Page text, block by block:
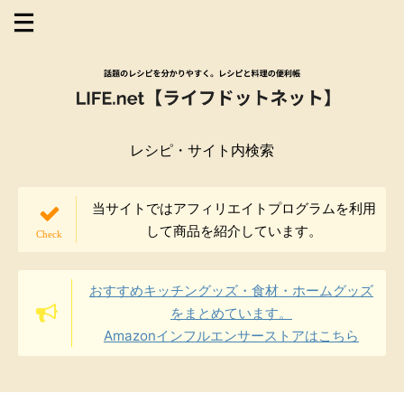
レシピ・サイト内検索
当サイトではアフィリエイトプログラムを利用
して商品を紹介しています。
おすすめキッチングッズ・食材・ホームグッズ
をまとめています。
Amazonインフルエンサーストアはこちら